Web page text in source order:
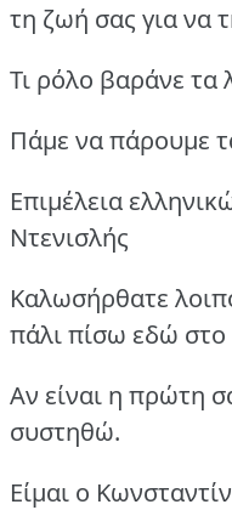
τη ζωή σας για να
Τι ρόλο βαράνε τα
Πάμε να πάρουμε
Επιμέλεια
Ντενισλής
Καλωσήρθατε
πάλι πίσω εδώ στο
Αν είναι η πρώτη
συστηθώ.
Είμαι ο